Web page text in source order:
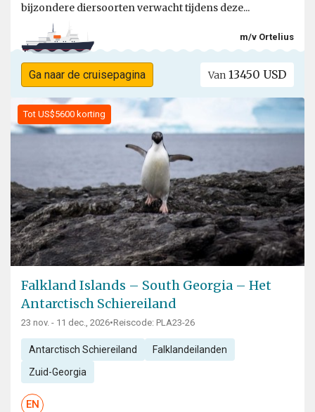
bijzondere diersoorten verwacht tijdens deze...
m/v Ortelius
Ga naar de cruisepagina Van 13450 USD
Tot US$5600 korting
Falkland Islands – South Georgia – Het
Antarctisch Schiereiland
23 nov. - 11 dec., 2026•Reiscode: PLA23-26
Antarctisch Schiereiland Falklandeilanden
Zuid-Georgia
EN